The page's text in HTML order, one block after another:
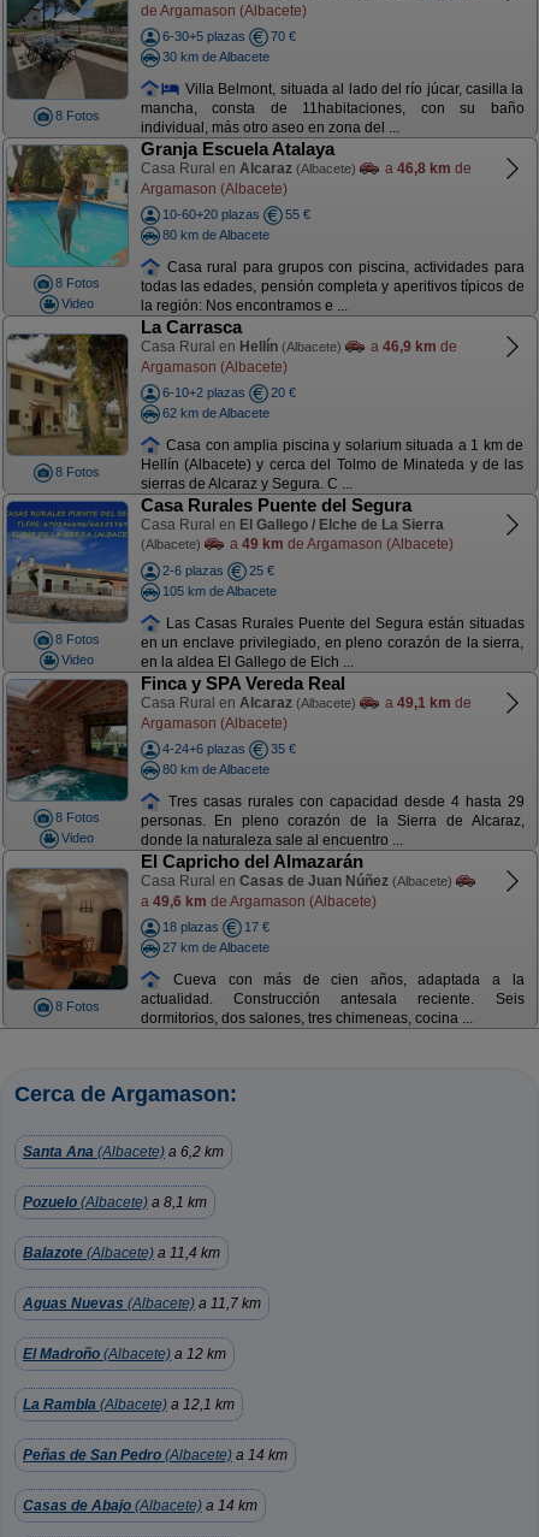
8 Fotos
de Argamason (Albacete)
6-30+5 plazas
70 €
30 km de Albacete
Villa Belmont, situada al lado del río júcar, casilla la
mancha, consta de 11habitaciones, con su baño
individual, más otro aseo en zona del ...
8 Fotos
Video
Granja Escuela Atalaya
Casa Rural en Alcaraz (Albacete) a 46,8 km de
Argamason (Albacete)
10-60+20 plazas
55 €
80 km de Albacete
Casa rural para grupos con piscina, actividades para
todas las edades, pensión completa y aperitivos típicos de
la región: Nos encontramos e ...
8 Fotos
La Carrasca
Casa Rural en Hellín (Albacete) a 46,9 km de
Argamason (Albacete)
6-10+2 plazas
20 €
62 km de Albacete
Casa con amplia piscina y solarium situada a 1 km de
Hellín (Albacete) y cerca del Tolmo de Minateda y de las
sierras de Alcaraz y Segura. C ...
8 Fotos
Video
Casa Rurales Puente del Segura
Casa Rural en El Gallego / Elche de La Sierra
(Albacete) a 49 km de Argamason (Albacete)
2-6 plazas
25 €
105 km de Albacete
Las Casas Rurales Puente del Segura están situadas
en un enclave privilegiado, en pleno corazón de la sierra,
en la aldea El Gallego de Elch ...
8 Fotos
Video
Finca y SPA Vereda Real
Casa Rural en Alcaraz (Albacete) a 49,1 km de
Argamason (Albacete)
4-24+6 plazas
35 €
80 km de Albacete
Tres casas rurales con capacidad desde 4 hasta 29
personas. En pleno corazón de la Sierra de Alcaraz,
donde la naturaleza sale al encuentro ...
8 Fotos
El Capricho del Almazarán
Casa Rural en Casas de Juan Núñez (Albacete)
a 49,6 km de Argamason (Albacete)
18 plazas
17 €
27 km de Albacete
Cueva con más de cien años, adaptada a la
actualidad. Construcción antesala reciente. Seis
dormitorios, dos salones, tres chimeneas, cocina ...
Cerca de Argamason:
Santa Ana (Albacete) a 6,2 km
Pozuelo (Albacete) a 8,1 km
Balazote (Albacete) a 11,4 km
Aguas Nuevas (Albacete) a 11,7 km
El Madroño (Albacete) a 12 km
La Rambla (Albacete) a 12,1 km
Peñas de San Pedro (Albacete) a 14 km
Casas de Abajo (Albacete) a 14 km